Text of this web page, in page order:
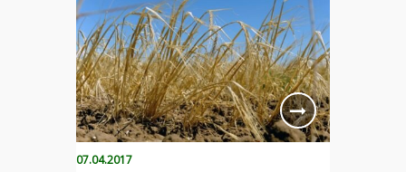
07.04.2017